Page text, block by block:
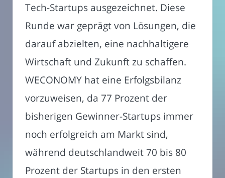
Tech-Startups ausgezeichnet. Diese
Runde war geprägt von Lösungen, die
darauf abzielten, eine nachhaltigere
Wirtschaft und Zukunft zu schaffen.
WECONOMY hat eine Erfolgsbilanz
vorzuweisen, da 77 Prozent der
bisherigen Gewinner-Startups immer
noch erfolgreich am Markt sind,
während deutschlandweit 70 bis 80
Prozent der Startups in den ersten